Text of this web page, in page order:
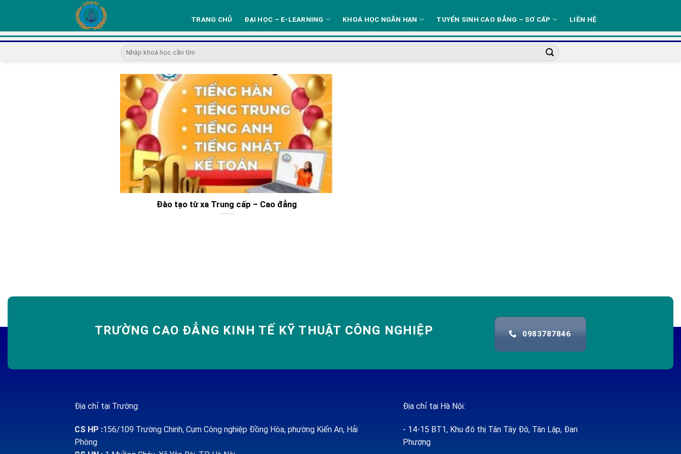
content
TRANG CHỦ ĐẠI HỌC – E-LEARNING KHOÁ HỌC NGẮN HẠN TUYỂN SINH CAO ĐẲNG – SƠ CẤP LIÊN HỆ
Đào tạo từ xa Trung cấp – Cao đẳng
TRƯỜNG CAO ĐẲNG KINH TẾ KỸ THUẬT CÔNG NGHIỆP 0983787846
Địa chỉ tại Trường:
CS HP :156/109 Trường Chinh, Cụm Công nghiệp Đồng Hòa, phường Kiến An, Hải
Phòng
Địa chỉ tại Hà Nội:
- 14-15 BT1, Khu đô thị Tân Tây Đô, Tân Lập, Đan
Phượng